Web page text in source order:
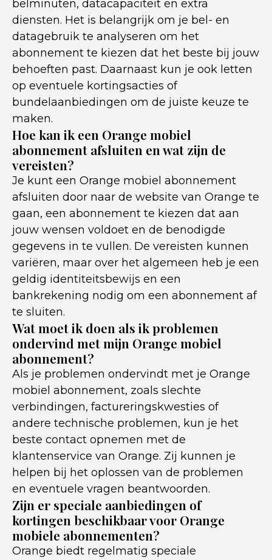
belminuten, datacapaciteit en extra
diensten. Het is belangrijk om je bel- en
datagebruik te analyseren om het
abonnement te kiezen dat het beste bij jouw
behoeften past. Daarnaast kun je ook letten
op eventuele kortingsacties of
bundelaanbiedingen om de juiste keuze te
maken.
Hoe kan ik een Orange mobiel
abonnement afsluiten en wat zijn de
vereisten?
Je kunt een Orange mobiel abonnement
afsluiten door naar de website van Orange te
gaan, een abonnement te kiezen dat aan
jouw wensen voldoet en de benodigde
gegevens in te vullen. De vereisten kunnen
variëren, maar over het algemeen heb je een
geldig identiteitsbewijs en een
bankrekening nodig om een abonnement af
te sluiten.
Wat moet ik doen als ik problemen
ondervind met mijn Orange mobiel
abonnement?
Als je problemen ondervindt met je Orange
mobiel abonnement, zoals slechte
verbindingen, factureringskwesties of
andere technische problemen, kun je het
beste contact opnemen met de
klantenservice van Orange. Zij kunnen je
helpen bij het oplossen van de problemen
en eventuele vragen beantwoorden.
Zijn er speciale aanbiedingen of
kortingen beschikbaar voor Orange
mobiele abonnementen?
Orange biedt regelmatig speciale